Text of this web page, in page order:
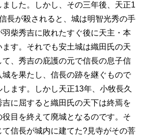
した。しかし、その三年後、天正1
長が殺されると、城は明智光秀の手
柴秀吉に敗れたすぐ後に天主・本
す。それでも安土城は織田氏の天
、秀吉の庇護の元で信長の息子信
を果たし、信長の跡を継ぐもので
ます。しかし天正13年、小牧長久
に屈すると織田氏の天下は終焉を
目を終えて廃城となるのです。そ
信長が城内に建てた?見寺がその菩